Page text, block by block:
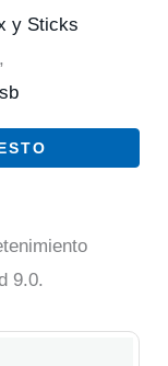
y Sticks
,
9.0.